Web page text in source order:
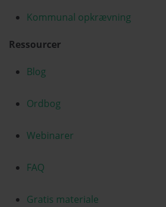
Kommunal opkrævning
Ressourcer
Blog
Ordbog
Webinarer
FAQ
Gratis materiale